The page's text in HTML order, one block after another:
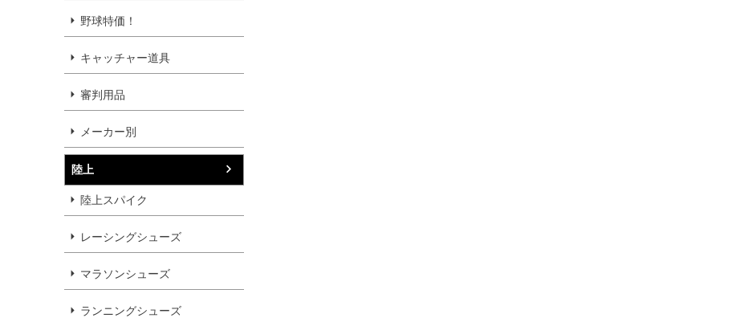
野球特価！
キャッチャー道具
審判用品
メーカー別
陸上
陸上スパイク
レーシングシューズ
マラソンシューズ
ランニングシューズ